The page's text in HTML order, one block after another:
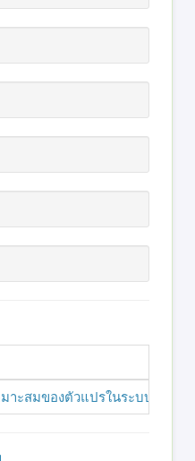
าะสมของตัวแปรในระบบติดตา